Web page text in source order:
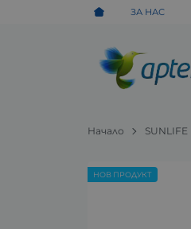
ЗА НАС
Начало SUNLIFE
НОВ ПРОДУКТ